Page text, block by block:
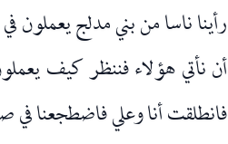
رأينا ناسا من بني مدلج يعملون
أن نأتي هؤلاء فننظر كيف
فانطلقت أنا وعلي فاضطجعنا في